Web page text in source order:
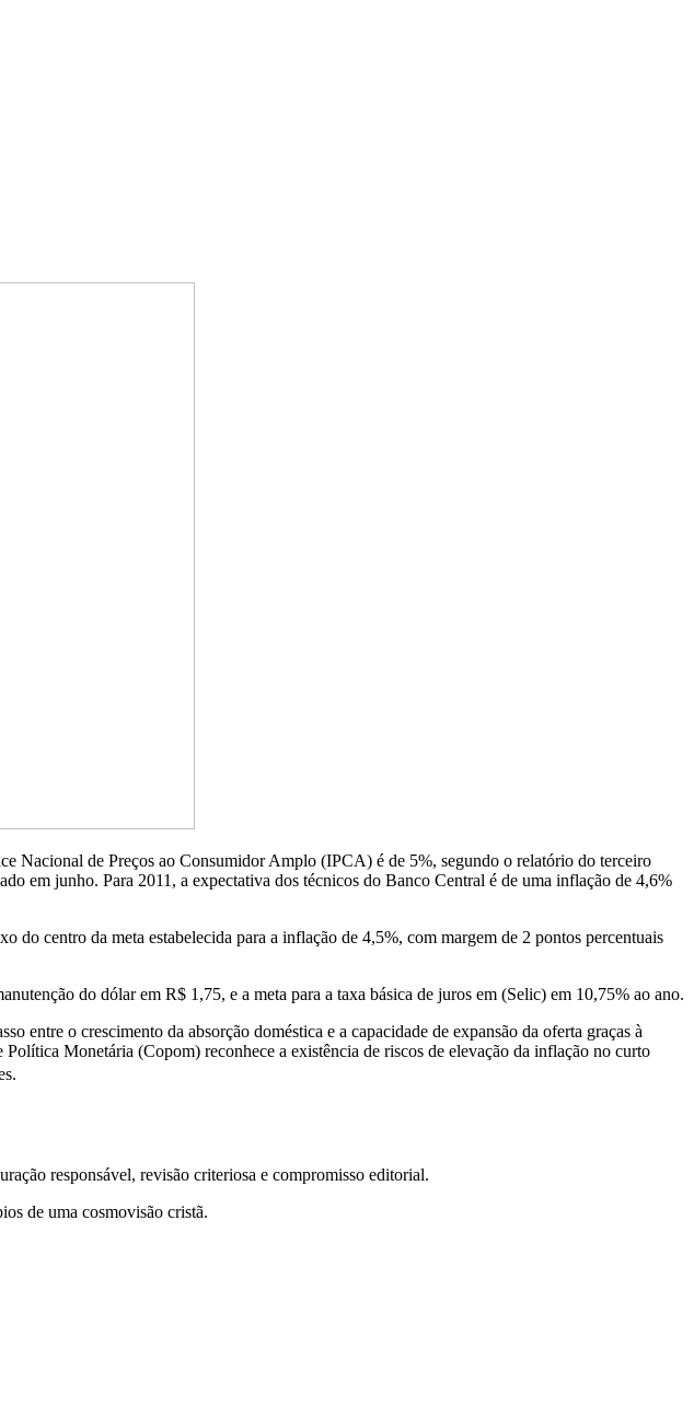
Nacional de Preços ao Consumidor Amplo (IPCA) é de 5%, segundo o relatório do terceiro
em junho. Para 2011, a expectativa dos técnicos do Banco Central é de uma inflação de 4,6%
centro da meta estabelecida para a inflação de 4,5%, com margem de 2 pontos percentuais
do dólar em R$ 1,75, e a meta para a taxa básica de juros em (Selic) em 10,75% ao ano.
entre o crescimento da absorção doméstica e a capacidade de expansão da oferta graças à
Monetária (Copom) reconhece a existência de riscos de elevação da inflação no curto
responsável, revisão criteriosa e compromisso editorial.
de uma cosmovisão cristã.